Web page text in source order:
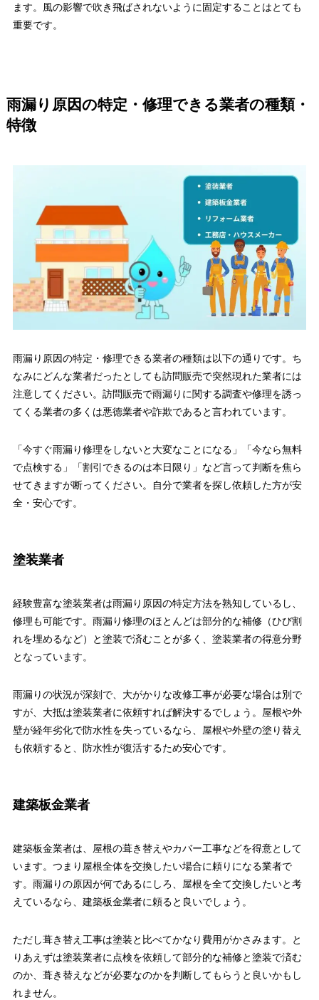
ます。風の影響で吹き飛ばされないように固定することはとても
重要です。
雨漏り原因の特定・修理できる業者の種類・
特徴
雨漏り原因の特定・修理できる業者の種類は以下の通りです。ち
なみにどんな業者だったとしても訪問販売で突然現れた業者には
注意してください。訪問販売で雨漏りに関する調査や修理を誘っ
てくる業者の多くは悪徳業者や詐欺であると言われています。
「今すぐ雨漏り修理をしないと大変なことになる」「今なら無料
で点検する」「割引できるのは本日限り」など言って判断を焦ら
せてきますが断ってください。自分で業者を探し依頼した方が安
全・安心です。
塗装業者
経験豊富な塗装業者は雨漏り原因の特定方法を熟知しているし、
修理も可能です。雨漏り修理のほとんどは部分的な補修（ひび割
れを埋めるなど）と塗装で済むことが多く、塗装業者の得意分野
となっています。
雨漏りの状況が深刻で、大がかりな改修工事が必要な場合は別で
すが、大抵は塗装業者に依頼すれば解決するでしょう。屋根や外
壁が経年劣化で防水性を失っているなら、屋根や外壁の塗り替え
も依頼すると、防水性が復活するため安心です。
建築板金業者
建築板金業者は、屋根の葺き替えやカバー工事などを得意として
います。つまり屋根全体を交換したい場合に頼りになる業者で
す。雨漏りの原因が何であるにしろ、屋根を全て交換したいと考
えているなら、建築板金業者に頼ると良いでしょう。
ただし葺き替え工事は塗装と比べてかなり費用がかさみます。と
りあえずは塗装業者に点検を依頼して部分的な補修と塗装で済む
のか、葺き替えなどが必要なのかを判断してもらうと良いかもし
れません。